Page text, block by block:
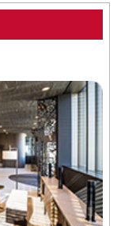
关闭
预约